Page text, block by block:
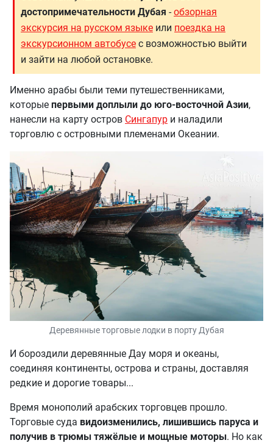
достопримечательности Дубая -обзорная
экскурсия на русском языке или поездка на
экскурсионном автобусе с возможностью выйти
и зайти на любой остановке.
Именно арабы были теми путешественниками,
которые первыми доплыли до юго-восточной Азии,
нанесли на карту остров Сингапур и наладили
торговлю с островными племенами Океании.
Деревянные торговые лодки в порту Дубая
И бороздили деревянные Дау моря и океаны,
соединяя континенты, острова и страны, доставляя
редкие и дорогие товары...
Время монополий арабских торговцев прошло.
Торговые суда видоизменились, лишившись паруса и
получив в трюмы тяжёлые и мощные моторы. Но как